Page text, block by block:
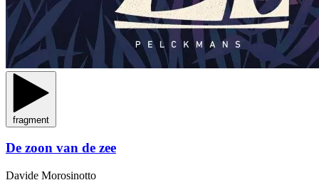
fragment
De zoon van de zee
Davide Morosinotto